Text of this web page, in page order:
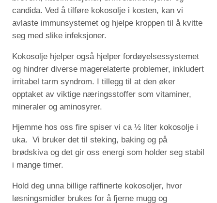
candida. Ved å tilføre kokosolje i kosten, kan vi
avlaste immunsystemet og hjelpe kroppen til å kvitte
seg med slike infeksjoner.
Kokosolje hjelper også hjelper fordøyelsessystemet
og hindrer diverse magerelaterte problemer, inkludert
irritabel tarm syndrom. I tillegg til at den øker
opptaket av viktige næringsstoffer som vitaminer,
mineraler og aminosyrer.
Hjemme hos oss fire spiser vi ca ½ liter kokosolje i
uka. Vi bruker det til steking, baking og på
brødskiva og det gir oss energi som holder seg stabil
i mange timer.
Hold deg unna billige raffinerte kokosoljer, hvor
løsningsmidler brukes for å fjerne mugg og